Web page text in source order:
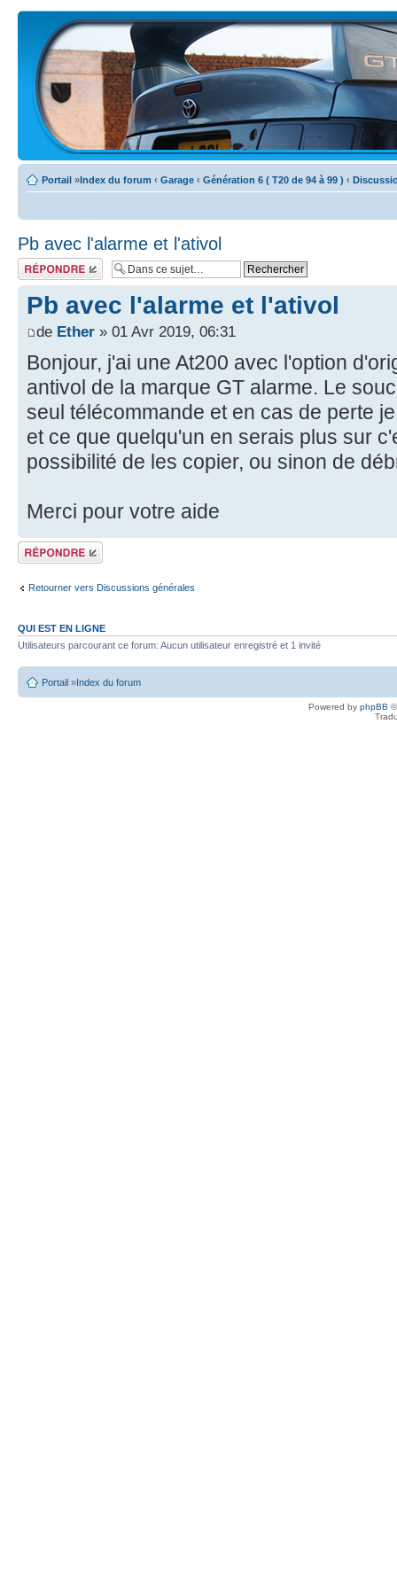
Portail »Index du forum ‹ Garage ‹ Génération 6 ( T20 de 94 à 99 ) ‹
Pb avec l'alarme et l'ativol
Écrire un
commentaire
Pb avec l'alarme et l'ativol
de Ether » 01 Avr 2019, 06:31
Bonjour, j'ai une At200 avec l'option
antivol de la marque GT alarme. Le
seul télécommande et en cas de perte
et ce que quelqu'un en serais plus sur
possibilité de les copier, ou sinon de
Merci pour votre aide
Écrire un
commentaire
Retourner vers Discussions générales
QUI EST EN LIGNE
Utilisateurs parcourant ce forum: Aucun utilisateur enregistré et 1 invité
Portail »Index du forum
Powered by phpBB